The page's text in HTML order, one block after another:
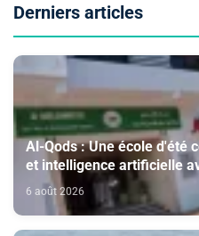
Derniers articles
Al-Qods : Une école d'été
et intelligence artificielle
Bayt Mal Al-Qods Acharif
6 août 2026